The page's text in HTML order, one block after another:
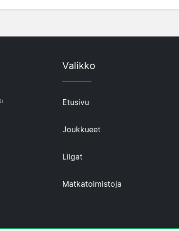
Valikko
Etusivu
Joukkueet
Liigat
Matkatoimistoja